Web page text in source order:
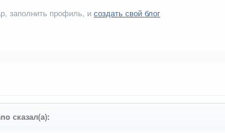
заполнить профиль, и создать свой блог
сказал(а):